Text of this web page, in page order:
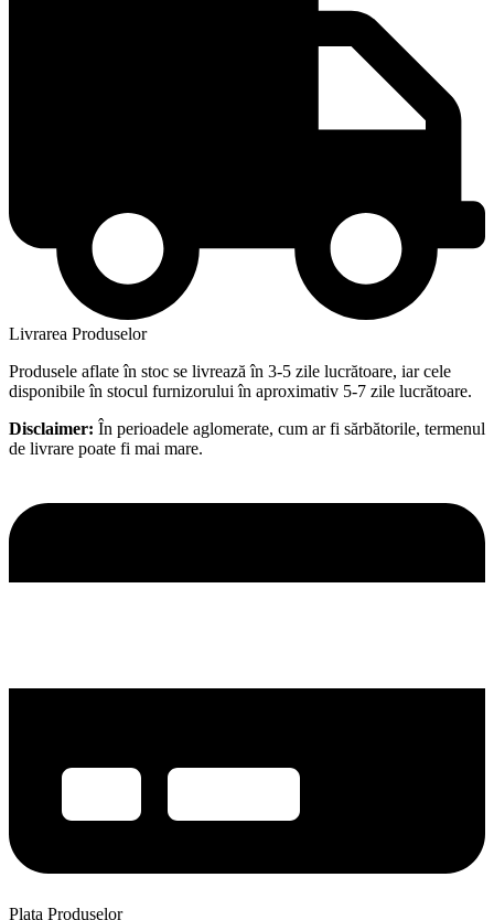
Livrarea Produselor
Produsele aflate în stoc se livrează în 3-5 zile lucrătoare, iar cele
disponibile în stocul furnizorului în aproximativ 5-7 zile lucrătoare.
Disclaimer: În perioadele aglomerate, cum ar fi sărbătorile, termenul
de livrare poate fi mai mare.
Plata Produselor